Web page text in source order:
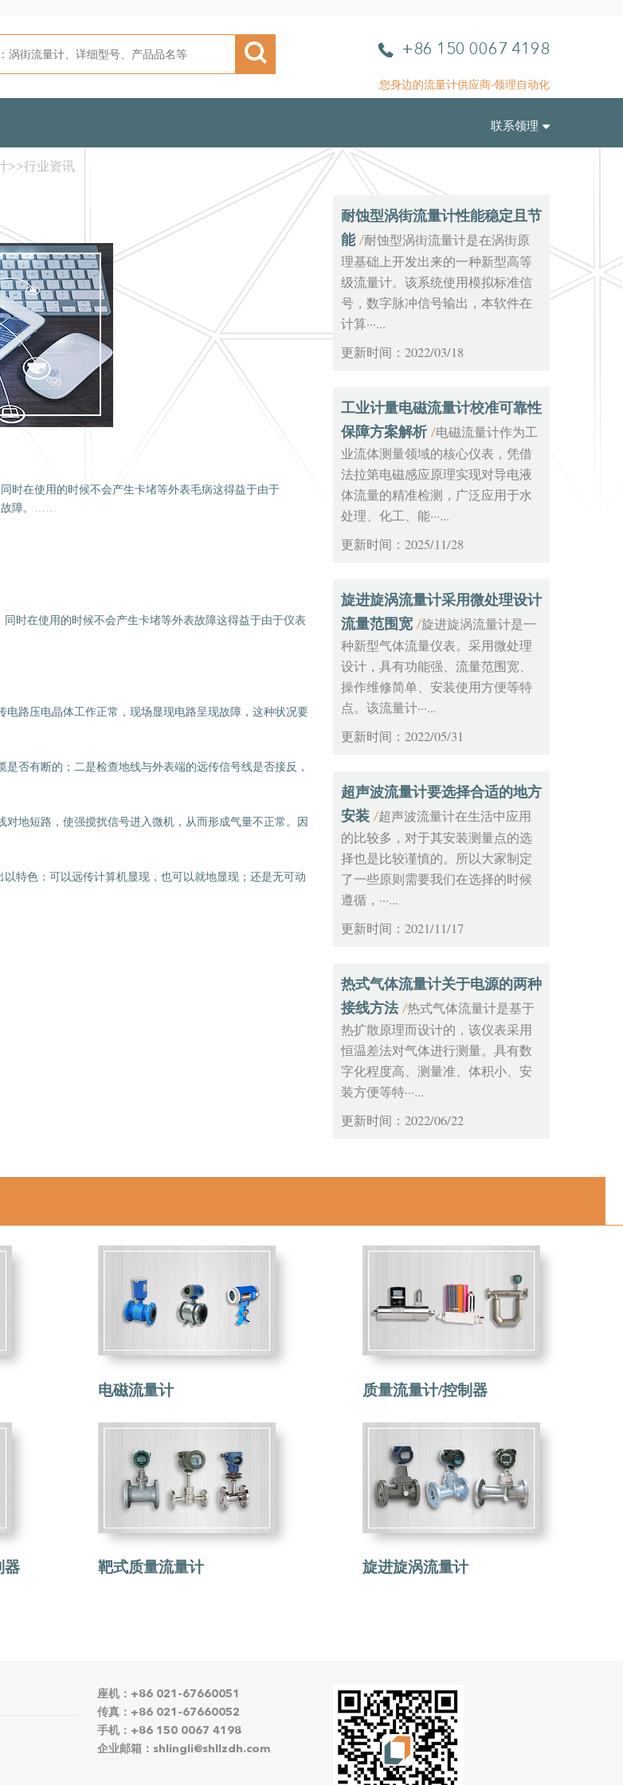
u
n
电
话
+86 150 0067 4198
您身边的流量计供应商-领理自动化
联系领理
>>行业资讯
时在使用的时候不会产生卡堵等外表毛病这得益于由于
故障。……
在使用的时候不会产生卡堵等外表故障这得益于由于仪表
路压电晶体工作正常，现场显现电路呈现故障，这种状况要
有断的；二是检查地线与外表端的远传信号线是否接反，
地短路，使强搅扰信号进入微机，从而形成气量不正常。因
色：可以远传计算机显现，也可以就地显现；还是无可动
耐蚀型涡街流量计性能稳定且节
能 /耐蚀型涡街流量计是在涡街原
理基础上开发出来的一种新型高等
级流量计。该系统使用模拟标准信
号，数字脉冲信号输出，本软件在
计算···...
更新时间：2022/03/18
工业计量电磁流量计校准可靠性
保障方案解析 /电磁流量计作为工
业流体测量领域的核心仪表，凭借
法拉第电磁感应原理实现对导电液
体流量的精准检测，广泛应用于水
处理、化工、能···...
更新时间：2025/11/28
旋进旋涡流量计采用微处理设计
流量范围宽 /旋进旋涡流量计是一
种新型气体流量仪表。采用微处理
设计，具有功能强、流量范围宽、
操作维修简单、安装使用方便等特
点。该流量计···...
更新时间：2022/05/31
超声波流量计要选择合适的地方
安装 /超声波流量计在生活中应用
的比较多，对于其安装测量点的选
择也是比较谨慎的。所以大家制定
了一些原则需要我们在选择的时候
遵循，···...
更新时间：2021/11/17
热式气体流量计关于电源的两种
接线方法 /热式气体流量计是基于
热扩散原理而设计的，该仪表采用
恒温差法对气体进行测量。具有数
字化程度高、测量准、体积小、安
装方便等特···...
更新时间：2022/06/22
电磁流量计 质量流量计/控制器
器 靶式质量流量计 旋进旋涡流量计
座机：+86 021-67660051
传真：+86 021-67660052
手机：+86 150 0067 4198
企业邮箱：shlingli@shllzdh.com